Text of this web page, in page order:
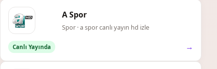
A Spor
Spor · a spor canlı yayın hd izle
Canlı Yayında →